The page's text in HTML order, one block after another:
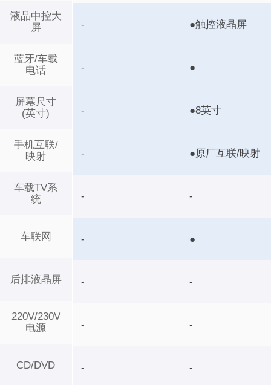
液晶中控大
屏
蓝牙/车载
电话
屏幕尺寸
(英寸)
手机互联/
映射
车载TV系
统
车联网
后排液晶屏
220V/230V
电源
CD/DVD
- ●触控液晶屏
- ●
- ●8英寸
- ●原厂互联/映射
- -
- ●
- -
- -
- -